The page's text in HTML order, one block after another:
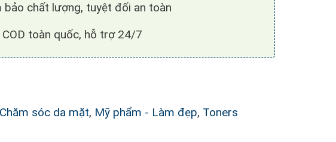
bảo chất lượng, tuyệt đối an toàn
COD toàn quốc, hỗ trợ 24/7
Chăm sóc da mặt, Mỹ phẩm - Làm đẹp, Toners